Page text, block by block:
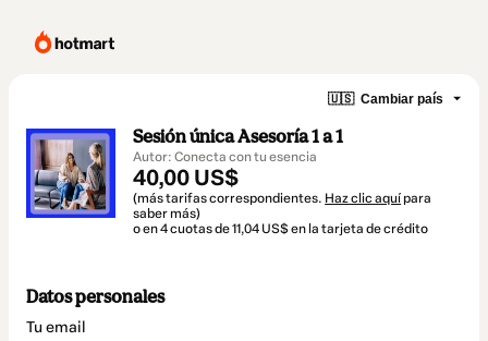
🇺🇸 Cambiar país
Sesión única Asesoría 1 a 1
Autor: Conecta con tu esencia
40,00 US$
(más tarifas correspondientes. Haz clic aquí para
saber más)
o en 4 cuotas de 11,04 US$ en la tarjeta de crédito
Datos personales
Tu email